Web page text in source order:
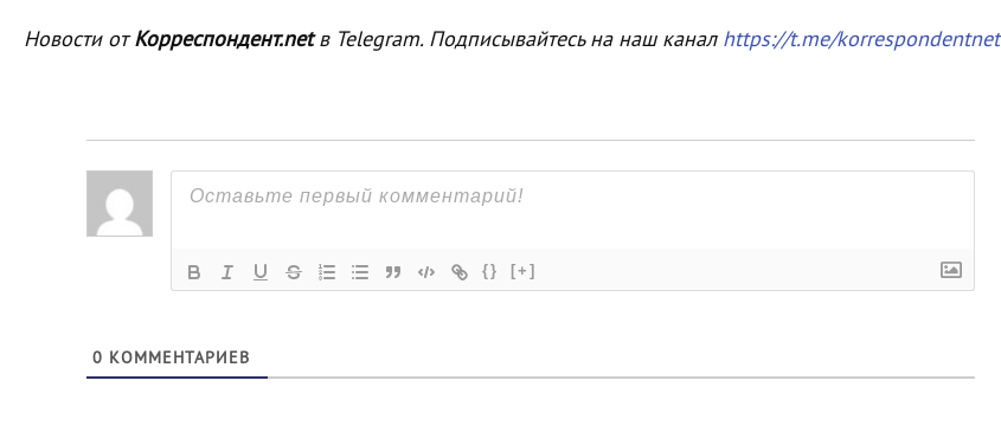
Новости отКорреспондент.netв Telegram. Подписывайтесь на наш канал https://t.me/korrespondentnet
{} [+]
0 КОММЕНТАРИЕВ